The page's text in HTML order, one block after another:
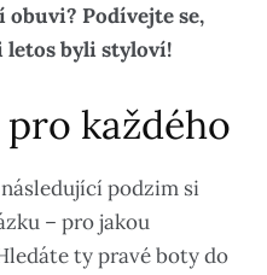
Podívejte se,
letos byli styloví!
každého
podzim si
– pro jakou
ty pravé boty do